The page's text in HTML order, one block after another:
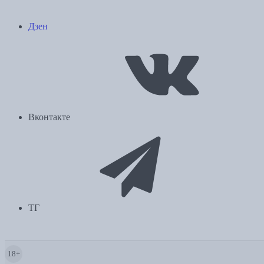
Дзен
Вконтакте
ТГ
18+